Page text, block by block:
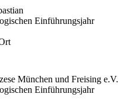
Einführungsjahr
München und Freising e.V.
Einführungsjahr